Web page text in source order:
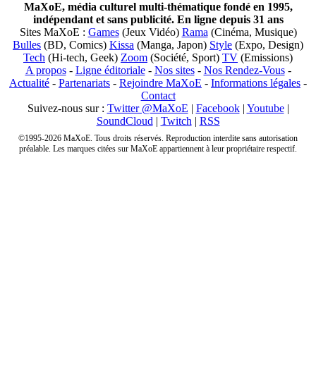
MaXoE, média culturel multi-thématique fondé en 1995,
indépendant et sans publicité. En ligne depuis 31 ans
Sites MaXoE : Games(Jeux Vidéo) Rama (Cinéma, Musique)
Bulles (BD, Comics) Kissa (Manga, Japon) Style (Expo, Design)
Tech (Hi-tech, Geek) Zoom (Société, Sport) TV (Emissions)
A propos- Ligne éditoriale- Nos sites- Nos Rendez-Vous-
Actualité - Partenariats - Rejoindre MaXoE - Informations légales -
Contact
Suivez-nous sur : Twitter @MaXoE | Facebook| Youtube|
SoundCloud | Twitch | RSS
©1995-2026 MaXoE. Tous droits réservés. Reproduction interdite sans autorisation
préalable. Les marques citées sur MaXoE appartiennent à leur propriétaire respectif.